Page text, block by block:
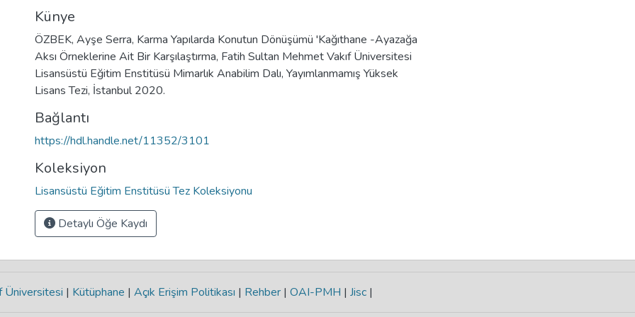
Künye
ÖZBEK, Ayşe Serra, Karma Yapılarda Konutun Dönüşümü 'Kağıthane -Ayazağa
Aksı Örneklerine Ait Bir Karşılaştırma, Fatih Sultan Mehmet Vakıf Üniversitesi
Lisansüstü Eğitim Enstitüsü Mimarlık Anabilim Dalı, Yayımlanmamış Yüksek
Lisans Tezi, İstanbul 2020.
Bağlantı
https://hdl.handle.net/11352/3101
Koleksiyon
Lisansüstü Eğitim Enstitüsü Tez Koleksiyonu
Detaylı Öğe Kaydı
Üniversitesi | Kütüphane | Açık Erişim Politikası | Rehber | OAI-PMH | Jisc |